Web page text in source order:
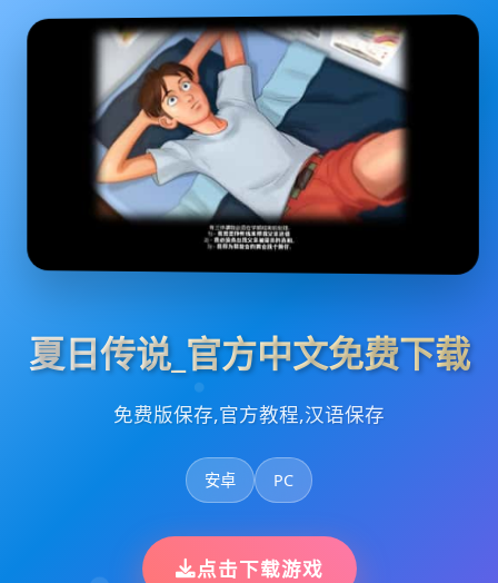
夏日传说_官方中文免费下载
免费版保存,官方教程,汉语保存
安卓 PC
点击下载游戏